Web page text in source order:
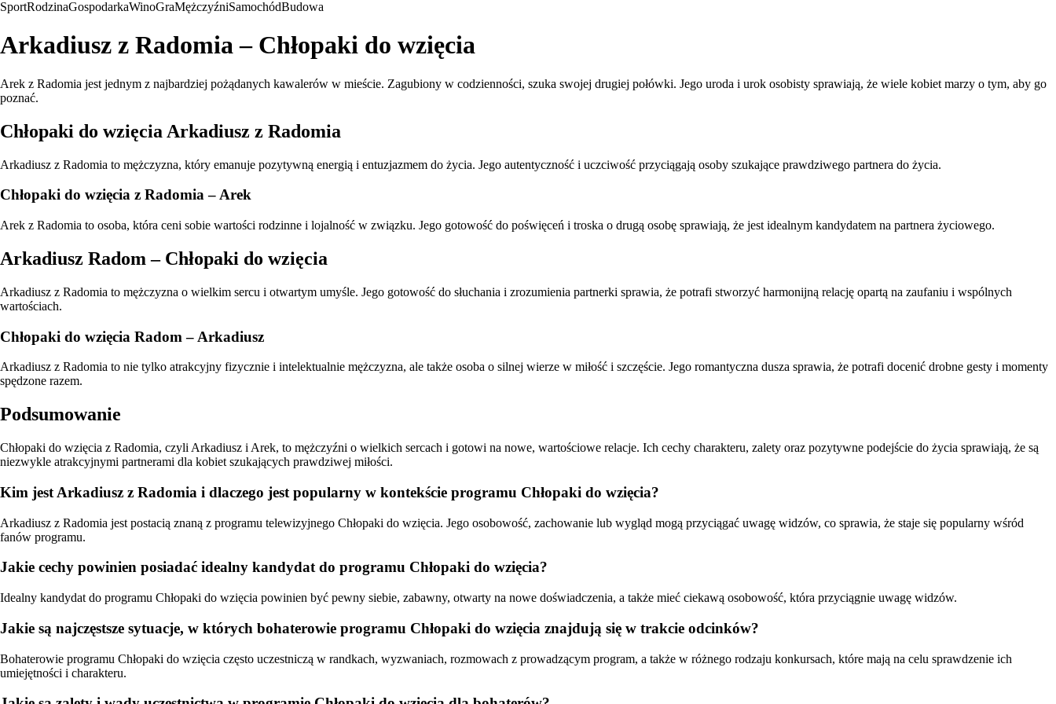
SportRodzinaGospodarkaWinoGraMężczyźniSamochódBudowa
Arkadiusz z Radomia – Chłopaki do wzięcia
Arek z Radomia jest jednym z najbardziej pożądanych kawalerów w mieście. Zagubiony w codzienności, szuka swojej drugiej połówki. Jego uroda i urok osobisty sprawiają, że wiele kobiet marzy o tym, aby go
poznać.
Chłopaki do wzięcia Arkadiusz z Radomia
Arkadiusz z Radomia to mężczyzna, który emanuje pozytywną energią i entuzjazmem do życia. Jego autentyczność i uczciwość przyciągają osoby szukające prawdziwego partnera do życia.
Chłopaki do wzięcia z Radomia – Arek
Arek z Radomia to osoba, która ceni sobie wartości rodzinne i lojalność w związku. Jego gotowość do poświęceń i troska o drugą osobę sprawiają, że jest idealnym kandydatem na partnera życiowego.
Arkadiusz Radom – Chłopaki do wzięcia
Arkadiusz z Radomia to mężczyzna o wielkim sercu i otwartym umyśle. Jego gotowość do słuchania i zrozumienia partnerki sprawia, że potrafi stworzyć harmonijną relację opartą na zaufaniu i wspólnych
wartościach.
Chłopaki do wzięcia Radom – Arkadiusz
Arkadiusz z Radomia to nie tylko atrakcyjny fizycznie i intelektualnie mężczyzna, ale także osoba o silnej wierze w miłość i szczęście. Jego romantyczna dusza sprawia, że potrafi docenić drobne gesty i momenty
spędzone razem.
Podsumowanie
Chłopaki do wzięcia z Radomia, czyli Arkadiusz i Arek, to mężczyźni o wielkich sercach i gotowi na nowe, wartościowe relacje. Ich cechy charakteru, zalety oraz pozytywne podejście do życia sprawiają, że są
niezwykle atrakcyjnymi partnerami dla kobiet szukających prawdziwej miłości.
Kim jest Arkadiusz z Radomia i dlaczego jest popularny w kontekście programu Chłopaki do wzięcia?
Arkadiusz z Radomia jest postacią znaną z programu telewizyjnego Chłopaki do wzięcia. Jego osobowość, zachowanie lub wygląd mogą przyciągać uwagę widzów, co sprawia, że staje się popularny wśród
fanów programu.
Jakie cechy powinien posiadać idealny kandydat do programu Chłopaki do wzięcia?
Idealny kandydat do programu Chłopaki do wzięcia powinien być pewny siebie, zabawny, otwarty na nowe doświadczenia, a także mieć ciekawą osobowość, która przyciągnie uwagę widzów.
Jakie są najczęstsze sytuacje, w których bohaterowie programu Chłopaki do wzięcia znajdują się w trakcie odcinków?
Bohaterowie programu Chłopaki do wzięcia często uczestniczą w randkach, wyzwaniach, rozmowach z prowadzącym program, a także w różnego rodzaju konkursach, które mają na celu sprawdzenie ich
umiejętności i charakteru.